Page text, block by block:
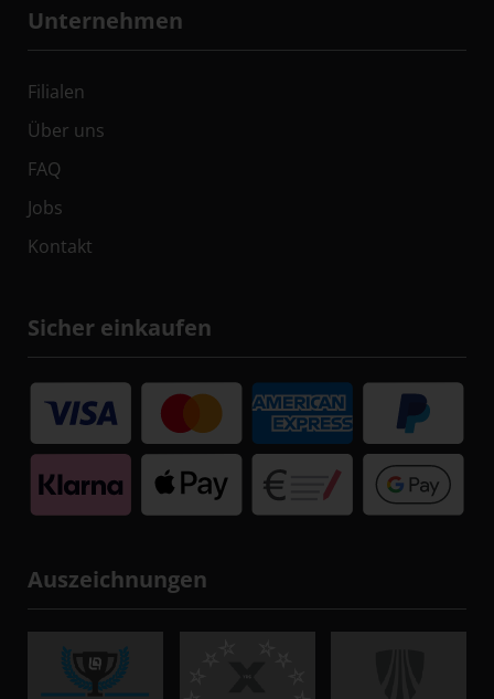
Unternehmen
Filialen
Über uns
FAQ
Jobs
Kontakt
Sicher einkaufen
Auszeichnungen